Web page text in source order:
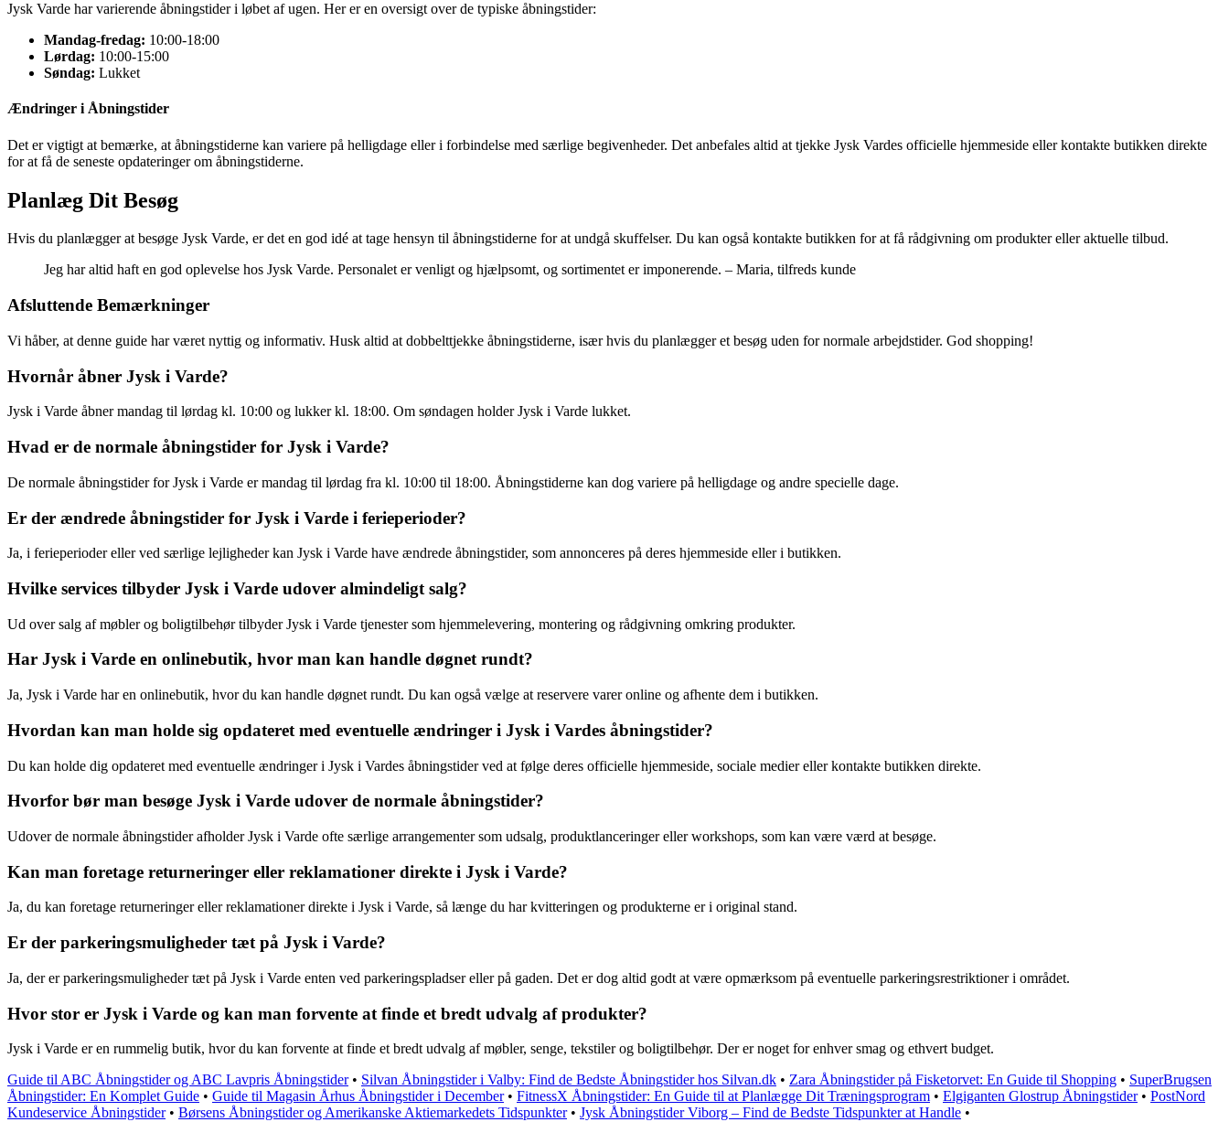
Jysk Varde har varierende åbningstider i løbet af ugen. Her er en oversigt over de typiske åbningstider:
Mandag-fredag: 10:00-18:00
Lørdag: 10:00-15:00
Søndag: Lukket
Ændringer i Åbningstider
Det er vigtigt at bemærke, at åbningstiderne kan variere på helligdage eller i forbindelse med særlige begivenheder. Det anbefales altid at tjekke Jysk Vardes officielle hjemmeside eller kontakte butikken direkte
for at få de seneste opdateringer om åbningstiderne.
Planlæg Dit Besøg
Hvis du planlægger at besøge Jysk Varde, er det en god idé at tage hensyn til åbningstiderne for at undgå skuffelser. Du kan også kontakte butikken for at få rådgivning om produkter eller aktuelle tilbud.
Jeg har altid haft en god oplevelse hos Jysk Varde. Personalet er venligt og hjælpsomt, og sortimentet er imponerende. – Maria, tilfreds kunde
Afsluttende Bemærkninger
Vi håber, at denne guide har været nyttig og informativ. Husk altid at dobbelttjekke åbningstiderne, især hvis du planlægger et besøg uden for normale arbejdstider. God shopping!
Hvornår åbner Jysk i Varde?
Jysk i Varde åbner mandag til lørdag kl. 10:00 og lukker kl. 18:00. Om søndagen holder Jysk i Varde lukket.
Hvad er de normale åbningstider for Jysk i Varde?
De normale åbningstider for Jysk i Varde er mandag til lørdag fra kl. 10:00 til 18:00. Åbningstiderne kan dog variere på helligdage og andre specielle dage.
Er der ændrede åbningstider for Jysk i Varde i ferieperioder?
Ja, i ferieperioder eller ved særlige lejligheder kan Jysk i Varde have ændrede åbningstider, som annonceres på deres hjemmeside eller i butikken.
Hvilke services tilbyder Jysk i Varde udover almindeligt salg?
Ud over salg af møbler og boligtilbehør tilbyder Jysk i Varde tjenester som hjemmelevering, montering og rådgivning omkring produkter.
Har Jysk i Varde en onlinebutik, hvor man kan handle døgnet rundt?
Ja, Jysk i Varde har en onlinebutik, hvor du kan handle døgnet rundt. Du kan også vælge at reservere varer online og afhente dem i butikken.
Hvordan kan man holde sig opdateret med eventuelle ændringer i Jysk i Vardes åbningstider?
Du kan holde dig opdateret med eventuelle ændringer i Jysk i Vardes åbningstider ved at følge deres officielle hjemmeside, sociale medier eller kontakte butikken direkte.
Hvorfor bør man besøge Jysk i Varde udover de normale åbningstider?
Udover de normale åbningstider afholder Jysk i Varde ofte særlige arrangementer som udsalg, produktlanceringer eller workshops, som kan være værd at besøge.
Kan man foretage returneringer eller reklamationer direkte i Jysk i Varde?
Ja, du kan foretage returneringer eller reklamationer direkte i Jysk i Varde, så længe du har kvitteringen og produkterne er i original stand.
Er der parkeringsmuligheder tæt på Jysk i Varde?
Ja, der er parkeringsmuligheder tæt på Jysk i Varde enten ved parkeringspladser eller på gaden. Det er dog altid godt at være opmærksom på eventuelle parkeringsrestriktioner i området.
Hvor stor er Jysk i Varde og kan man forvente at finde et bredt udvalg af produkter?
Jysk i Varde er en rummelig butik, hvor du kan forvente at finde et bredt udvalg af møbler, senge, tekstiler og boligtilbehør. Der er noget for enhver smag og ethvert budget.
Guide til ABC Åbningstider og ABC Lavpris Åbningstider• Silvan Åbningstider i Valby: Find de Bedste Åbningstider hos Silvan.dk • Zara Åbningstider på Fisketorvet: En Guide til Shopping • SuperBrugsen
Åbningstider: En Komplet Guide • Guide til Magasin Århus Åbningstider i December• FitnessX Åbningstider: En Guide til at Planlægge Dit Træningsprogram • Elgiganten Glostrup Åbningstider• PostNord
Kundeservice Åbningstider• Børsens Åbningstider og Amerikanske Aktiemarkedets Tidspunkter• Jysk Åbningstider Viborg – Find de Bedste Tidspunkter at Handle •